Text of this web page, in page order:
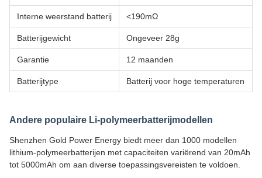
Interne weerstand batterij <190mΩ
Batterijgewicht Ongeveer 28g
Garantie 12 maanden
Batterijtype Batterij voor hoge temperaturen
Andere populaire Li-polymeerbatterijmodellen
Shenzhen Gold Power Energy biedt meer dan 1000 modellen
lithium-polymeerbatterijen met capaciteiten variërend van 20mAh
tot 5000mAh om aan diverse toepassingsvereisten te voldoen.